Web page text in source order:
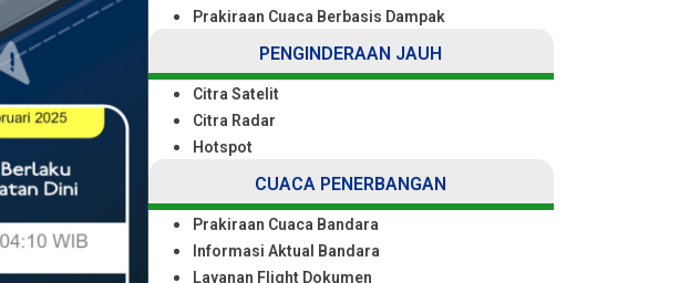
Prakiraan Cuaca Berbasis Dampak
PENGINDERAAN JAUH
Citra Satelit
Citra Radar
Hotspot
CUACA PENERBANGAN
Prakiraan Cuaca Bandara
Informasi Aktual Bandara
Layanan Flight Dokumen